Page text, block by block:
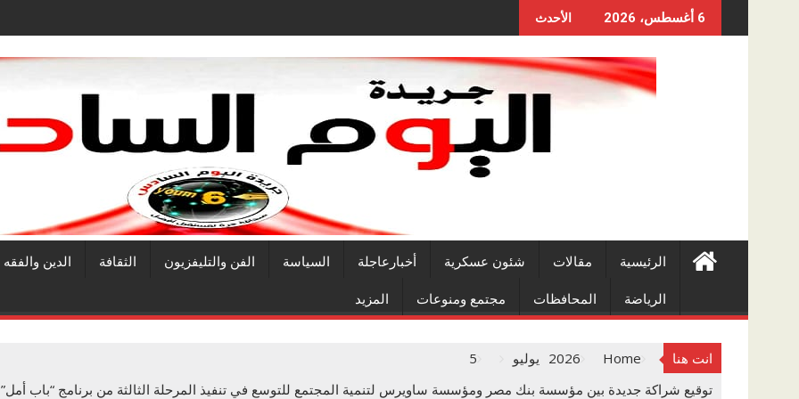
to
6 أغسطس، 2026 الأحدث
الرئيسية مقالات شئون عسكرية أخبارعاجلة السياسة الفن والتليفزيون الثقافة الدين والفقه
الرياضة المحافظات مجتمع ومنوعات المزيد
انت هنا Home
2026 يوليو
5
توقيع شراكة جديدة بين مؤسسة بنك مصر ومؤسسة ساويرس لتنمية المجتمع للتوسع في تنفيذ المرحلة الثالثة من برنامج “باب أمل”